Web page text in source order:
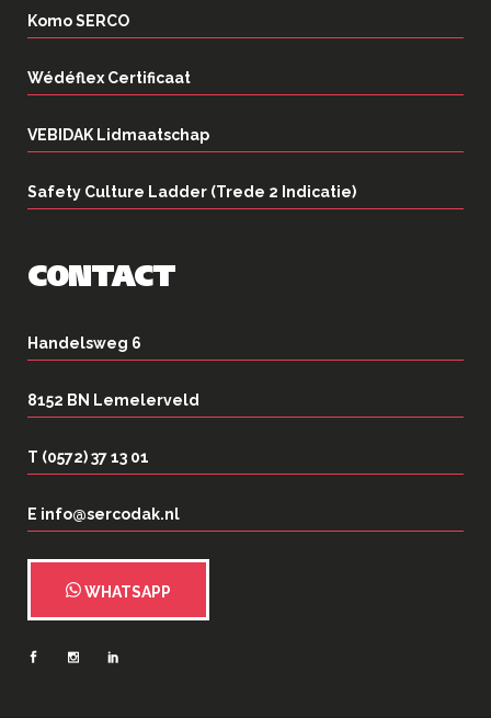
Komo SERCO
Wédéflex Certificaat
VEBIDAK Lidmaatschap
Safety Culture Ladder (Trede 2 Indicatie)
CONTACT
Handelsweg 6
8152 BN Lemelerveld
T (0572) 37 13 01
E info@sercodak.nl
WHATSAPP